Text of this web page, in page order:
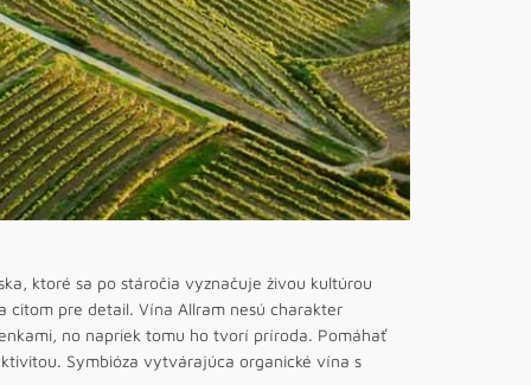
ktoré sa po stáročia vyznačuje živou kultúrou
pre detail. Vína Allram nesú charakter
no napriek tomu ho tvorí príroda. Pomáhať
Symbióza vytvárajúca organické vína s